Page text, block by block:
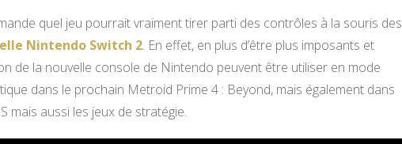
quel jeu pourrait vraiment tirer parti des contrôles à la souris des
Nintendo Switch 2. En effet, en plus d’être plus imposants et
de la nouvelle console de Nintendo peuvent être utiliser en mode
dans le prochain Metroid Prime 4 : Beyond, mais également dans
mais aussi les jeux de stratégie.